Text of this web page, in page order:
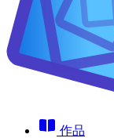
作品